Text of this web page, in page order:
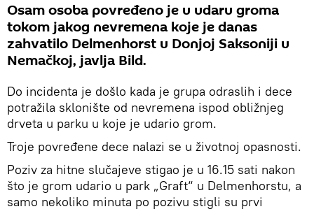
Osam osoba povređeno je u udaru groma
tokom jakog nevremena koje je danas
zahvatilo Delmenhorst u Donjoj Saksoniji u
Nemačkoj, javlja Bild.
Do incidenta je došlo kada je grupa odraslih i dece
potražila sklonište od nevremena ispod obližnjeg
drveta u parku u koje je udario grom.
Troje povređene dece nalazi se u životnoj opasnosti.
Poziv za hitne slučajeve stigao je u 16.15 sati nakon
što je grom udario u park „Graft“ u Delmenhorstu, a
samo nekoliko minuta po pozivu stigli su prvi